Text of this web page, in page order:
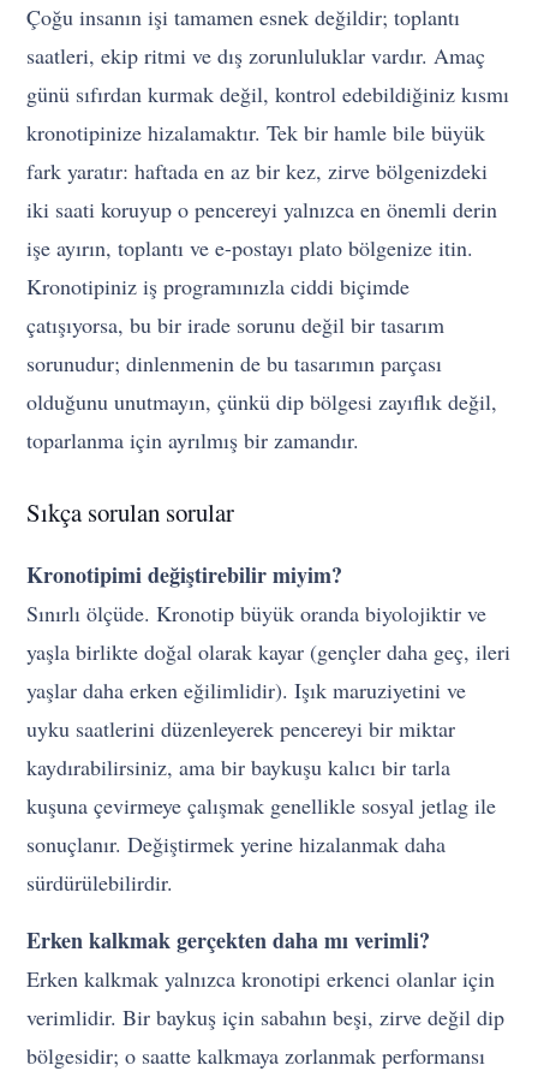
Çoğu insanın işi tamamen esnek değildir; toplantı
saatleri, ekip ritmi ve dış zorunluluklar vardır. Amaç
günü sıfırdan kurmak değil, kontrol edebildiğiniz kısmı
kronotipinize hizalamaktır. Tek bir hamle bile büyük
fark yaratır: haftada en az bir kez, zirve bölgenizdeki
iki saati koruyup o pencereyi yalnızca en önemli derin
işe ayırın, toplantı ve e-postayı plato bölgenize itin.
Kronotipiniz iş programınızla ciddi biçimde
çatışıyorsa, bu bir irade sorunu değil bir tasarım
sorunudur; dinlenmenin de bu tasarımın parçası
olduğunu unutmayın, çünkü dip bölgesi zayıflık değil,
toparlanma için ayrılmış bir zamandır.
Sıkça sorulan sorular
Kronotipimi değiştirebilir miyim?
Sınırlı ölçüde. Kronotip büyük oranda biyolojiktir ve
yaşla birlikte doğal olarak kayar (gençler daha geç, ileri
yaşlar daha erken eğilimlidir). Işık maruziyetini ve
uyku saatlerini düzenleyerek pencereyi bir miktar
kaydırabilirsiniz, ama bir baykuşu kalıcı bir tarla
kuşuna çevirmeye çalışmak genellikle sosyal jetlag ile
sonuçlanır. Değiştirmek yerine hizalanmak daha
sürdürülebilirdir.
Erken kalkmak gerçekten daha mı verimli?
Erken kalkmak yalnızca kronotipi erkenci olanlar için
verimlidir. Bir baykuş için sabahın beşi, zirve değil dip
bölgesidir; o saatte kalkmaya zorlanmak performansı